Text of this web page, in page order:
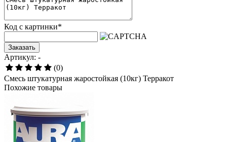
Код с картинки*
Заказать
Артикул: -
(0)
Смесь штукатурная жаростойкая (10кг) Терракот
Похожие товары